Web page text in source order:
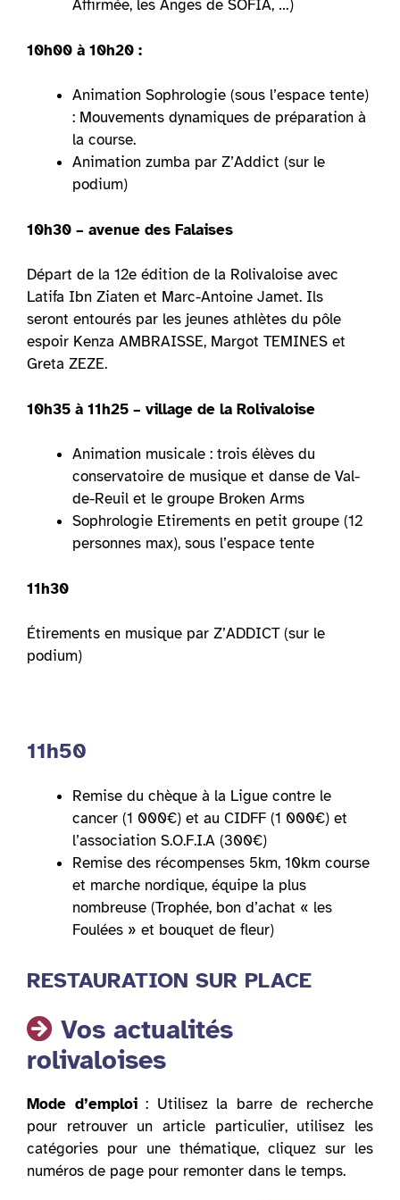
Affirmée, les Anges de SOFIA, …)
10h00 à 10h20 :
Animation Sophrologie (sous l’espace tente)
: Mouvements dynamiques de préparation à
la course.
Animation zumba par Z’Addict (sur le
podium)
10h30 – avenue des Falaises
Départ de la 12e édition de la Rolivaloise avec
Latifa Ibn Ziaten et Marc-Antoine Jamet. Ils
seront entourés par les jeunes athlètes du pôle
espoir Kenza AMBRAISSE, Margot TEMINES et
Greta ZEZE.
10h35 à 11h25 – village de la Rolivaloise
Animation musicale : trois élèves du
conservatoire de musique et danse de Val-
de-Reuil et le groupe Broken Arms
Sophrologie Etirements en petit groupe (12
personnes max), sous l’espace tente
11h30
Étirements en musique par Z’ADDICT (sur le
podium)
11h50
Remise du chèque à la Ligue contre le
cancer (1 000€) et au CIDFF (1 000€) et
l’association S.O.F.I.A (300€)
Remise des récompenses 5km, 10km course
et marche nordique, équipe la plus
nombreuse (Trophée, bon d’achat « les
Foulées » et bouquet de fleur)
RESTAURATION SUR PLACE
Vos actualités
rolivaloises
Mode d’emploi: Utilisez la barre de recherche
pour retrouver un article particulier, utilisez les
catégories pour une thématique, cliquez sur les
numéros de page pour remonter dans le temps.